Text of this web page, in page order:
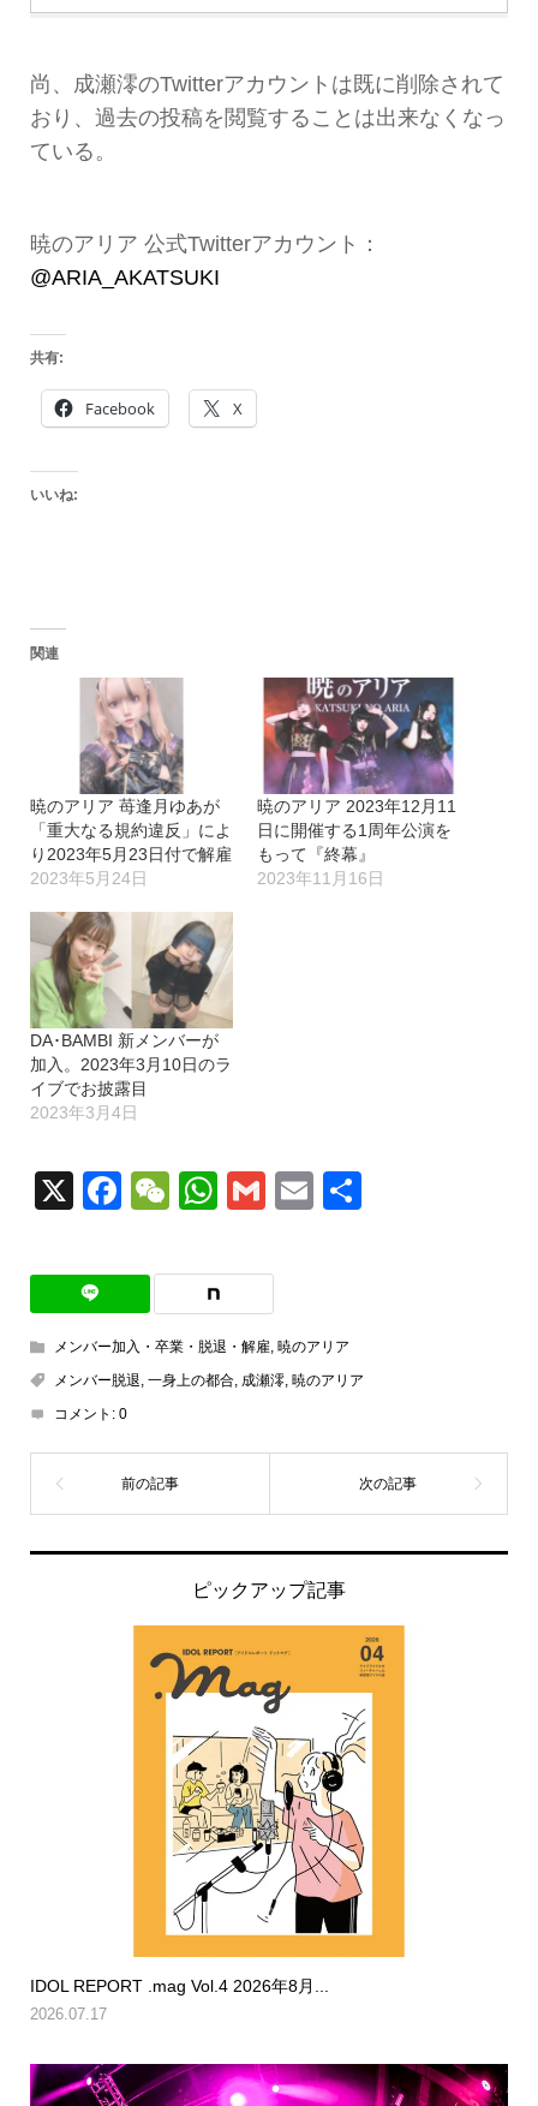
尚、成瀬澪のTwitterアカウントは既に削除されて
おり、過去の投稿を閲覧することは出来なくなっ
ている。
暁のアリア 公式Twitterアカウント：
@ARIA_AKATSUKI
共有:
Facebook X
いいね:
関連
暁のアリア 苺逢月ゆあが
「重大なる規約違反」によ
り2023年5月23日付で解雇
2023年5月24日
暁のアリア 2023年12月11
日に開催する1周年公演を
もって『終幕』
2023年11月16日
DA･BAMBI 新メンバーが
加入。2023年3月10日のラ
イブでお披露目
2023年3月4日
X Facebook
WeChat
WhatsApp
GmailEmail
メンバー加入・卒業・脱退・解雇, 暁のアリア
メンバー脱退 一身上の都合, 成瀬澪, 暁のアリア
コメント: 0
ピックアップ記事
IDOL REPORT .mag Vol.4 2026年8月...
2026.07.17